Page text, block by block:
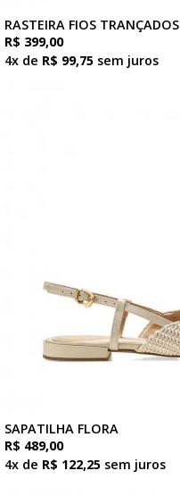
RASTEIRA FIOS TRANÇADOS
R$ 399,00
4x de R$ 99,75 sem juros
SAPATILHA FLORA
R$ 489,00
4x de R$ 122,25 sem juros